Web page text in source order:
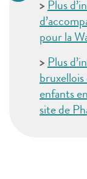
> Plus
pour la
> Plus
bruxellois
enfants
site de